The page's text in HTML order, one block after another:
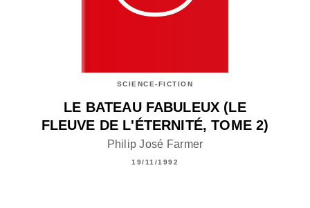
SCIENCE-FICTION
LE BATEAU FABULEUX (LE
FLEUVE DE L'ÉTERNITÉ, TOME 2)
Philip José Farmer
19/11/1992